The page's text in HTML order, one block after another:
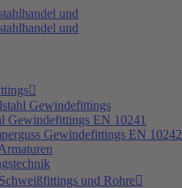
Gewindefittings
Gewindefittings EN 10241
Gewindefittings EN 10242
und Rohre